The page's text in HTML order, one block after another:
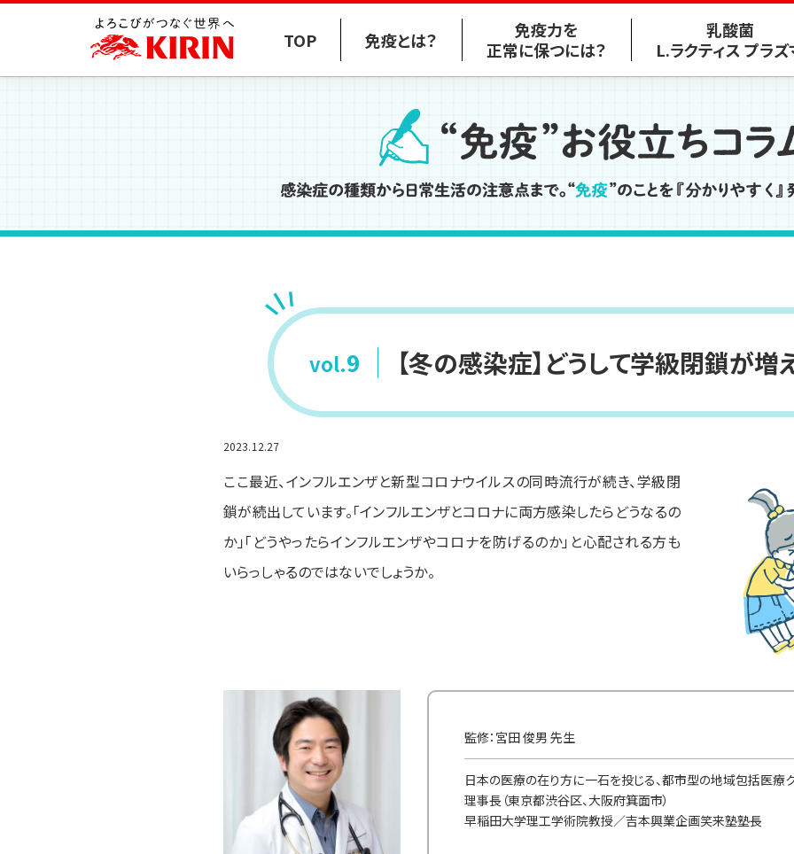
TOP 免疫とは？
病原体の種類と感染経路
感染症の歴史
免疫のしくみと 免疫細胞のはたらき
免疫力を
正常に保つには？
運動
食事で免疫力を高めるには
免疫を高める食事
免疫とビタミン
乳酸菌
L.ラクティス プラズ
.ラクティス プラズマとは？ 乳酸菌 L.ラクティスプラズマの効果
感染症に対する効果
様々な効果
vol.9 【冬の感染症】どうして学級閉鎖が増
2023.12.27
ここ最近、インフルエンザと新型コロナウイルスの同時流行が続き、学級閉
鎖が続出しています。「インフルエンザとコロナに両方感染したらどうなるの
か」「どうやったらインフルエンザやコロナを防げるのか」と心配される方も
いらっしゃるのではないでしょうか。
監修：宮田 俊男 先生
日本の医療の在り方に一石を投じる、都市型の地域包括医療ク
理事長（東京都渋谷区、大阪府箕面市）
早稲田大学理工学術院教授／吉本興業企画笑来塾塾長